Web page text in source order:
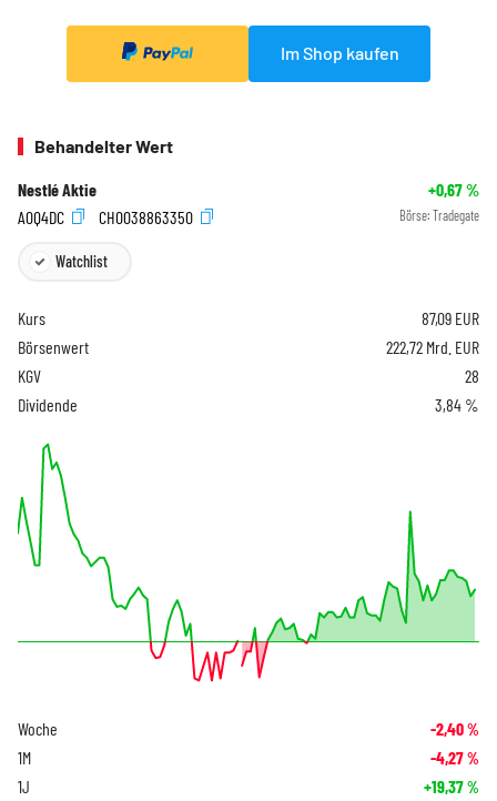
Im Shop kaufen
Behandelter Wert
Nestlé Aktie +0,67%
A0Q4DC
CH0038863350 Börse: Tradegate
Watchlist
Kurs 87,09 EUR
Börsenwert
222,72 Mrd. EUR
KGV
28
Dividende
3,84 %
Woche -2,40%
1M -4,27%
1J +19,37%